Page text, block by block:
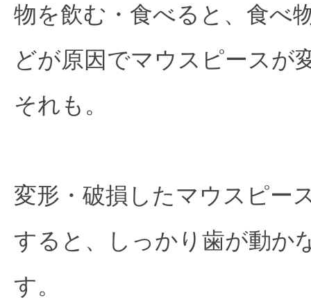
物を飲む・食べると、食べ
どが原因でマウスピースが
それも。
変形・破損したマウスピー
すると、しっかり歯が動か
す。